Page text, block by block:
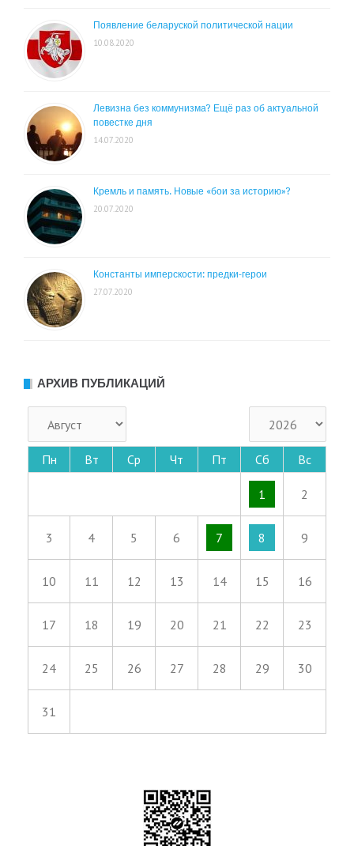
Появление беларуской политической нации
10.08.2020
Левизна без коммунизма? Ещё раз об актуальной
повестке дня
14.07.2020
Кремль и память. Новые «бои за историю»?
20.07.2020
Константы имперскости: предки-герои
27.07.2020
АРХИВ ПУБЛИКАЦИЙ
Пн Вт Ср Чт Пт Сб Вс
1 2
3 4 5 6 7 8 9
10 11 12 13 14 15 16
17 18 19 20 21 22 23
24 25 26 27 28 29 30
31